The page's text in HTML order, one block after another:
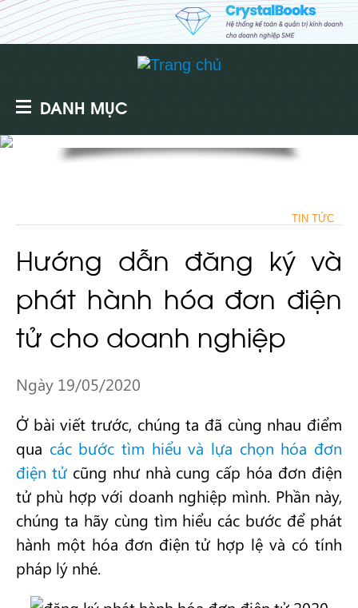
DANH MỤC
TIN TỨC
Hướng dẫn đăng ký và
phát hành hóa đơn điện
tử cho doanh nghiệp
Ngày 19/05/2020
Ở bài viết trước, chúng ta đã cùng nhau điểm
qua các bước tìm hiểu và lựa chọn hóa đơn
điện tửcũng như nhà cung cấp hóa đơn điện
tử phù hợp với doanh nghiệp mình. Phần này,
chúng ta hãy cùng tìm hiểu các bước để phát
hành một hóa đơn điện tử hợp lệ và có tính
pháp lý nhé.